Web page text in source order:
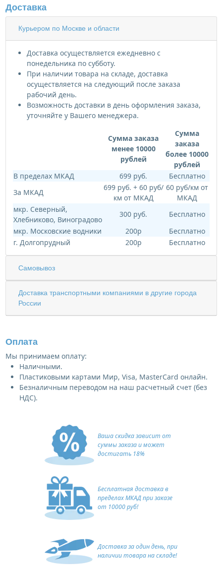
Доставка
Курьером по Москве и области
Доставка осуществляется ежедневно с
понедельника по субботу.
При наличии товара на складе, доставка
осуществляется на следующий после заказа
рабочий день.
Возможность доставки в день оформления заказа,
уточняйте у Вашего менеджера.
Сумма заказа
менее 10000
рублей
Сумма
заказа
более 10000
рублей
В пределах МКАД
699 руб.
Бесплатно
За МКАД
699 руб. + 60 руб/
км от МКАД
60 руб/км от
МКАД
мкр. Северный,
Хлебниково, Виноградово
300 руб.
Бесплатно
мкр. Московские водники
200р
Бесплатно
г. Долгопрудный
200р Бесплатно
Самовывоз
Доставка транспортными компаниями в другие города
России
Оплата
Мы принимаем оплату:
Наличными.
Пластиковыми картами Мир, Visa, MasterCard онлайн.
Безналичным переводом на наш расчетный счет (без
НДС).
Ваша скидка зависит от
суммы заказа и может
достигать 18%
Бесплатная доставка в
пределах МКАД при заказе
от 10000 руб!
Доставка за один день, при
наличии товара на складе!